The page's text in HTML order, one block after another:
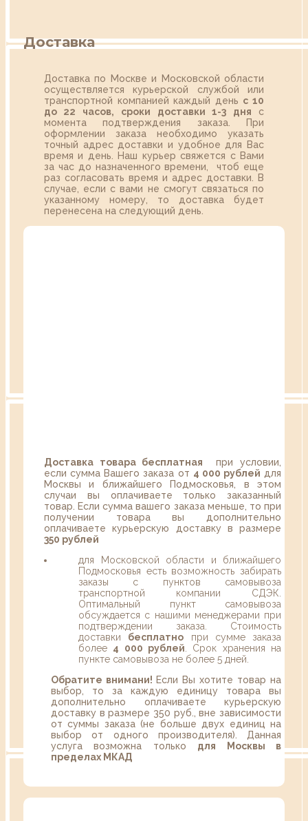
Доставка
Доставка по Москве и Московской области
осуществляется курьерской службой или
транспортной компанией каждый день с 10
до 22 часов,
сроки доставки 1-3 дня с
момента подтверждения заказа. При
оформлении заказа необходимо указать
точный адрес доставки и удобное для Вас
время и день. Наш курьер свяжется с Вами
за час до назначенного времени, чтоб еще
раз согласовать время и адрес доставки. В
случае, если с вами не смогут связаться по
указанному номеру, то доставка будет
перенесена на следующий день.
Доставка товара бесплатная при условии,
если сумма Вашего заказа от 4 000 рублей для
Москвы и ближайшего Подмосковья, в этом
случаи вы оплачиваете только заказанный
товар. Если сумма вашего заказа меньше, то при
получении товара вы дополнительно
оплачиваете курьерскую доставку в размере
350 рублей
для Московской области и ближайшего
Подмосковья есть возможность забирать
заказы с пунктов самовывоза
транспортной компании СДЭК.
Оптимальный пункт самовывоза
обсуждается с нашими менеджерами при
подтверждении заказа. Стоимость
доставки бесплатно при сумме заказа
более 4 000 рублей . Срок хранения на
пункте самовывоза не более 5 дней.
Обратите внимани! Если Вы хотите товар на
выбор, то за каждую единицу товара вы
дополнительно оплачиваете курьерскую
доставку в размере 350 руб., вне зависимости
от суммы заказа (не больше двух единиц на
выбор от одного производителя). Данная
услуга возможна только для Москвы в
пределах МКАД